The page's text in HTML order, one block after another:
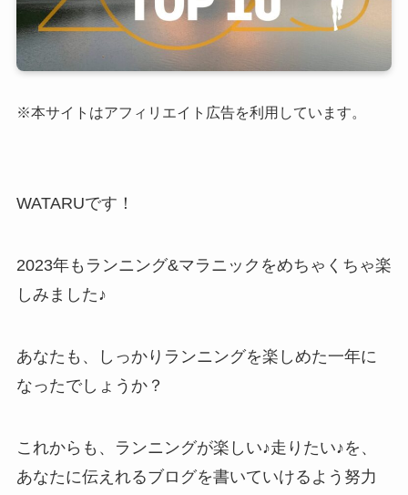
※本サイトはアフィリエイト広告を利用しています。
WATARUです！
2023年もランニング&マラニックをめちゃくちゃ楽
しみました♪
あなたも、しっかりランニングを楽しめた一年に
なったでしょうか？
これからも、ランニングが楽しい♪走りたい♪を、
あなたに伝えれるブログを書いていけるよう努力